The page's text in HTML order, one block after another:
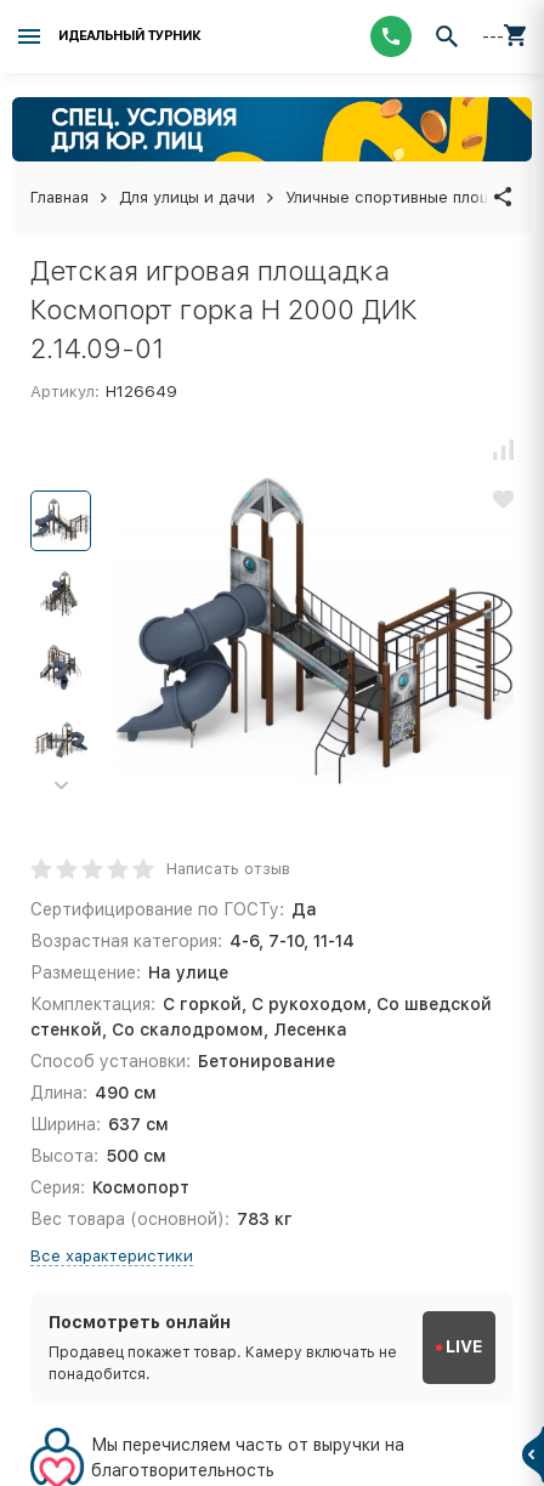
ИДЕАЛЬНЫЙ ТУРНИК ---
Главная Для улицы и дачи Уличные спортивные площадки
Детская игровая площадка
Космопорт горка Н 2000 ДИК
2.14.09-01
Артикул: Н126649
Написать отзыв
Сертифицирование по ГОСТу: Да
Возрастная категория: 4-6, 7-10, 11-14
Размещение: На улице
Комплектация: С горкой, С рукоходом, Со шведской
стенкой, Со скалодромом, Лесенка
Способ установки: Бетонирование
Длина: 490 см
Ширина: 637 см
Высота: 500 см
Серия: Космопорт
Вес товара (основной): 783 кг
Все характеристики
Посмотреть онлайн
Продавец покажет товар. Камеру включать не
понадобится.
LIVE
Мы перечисляем часть от выручки на
благотворительность